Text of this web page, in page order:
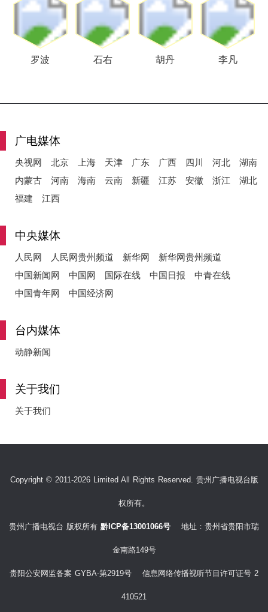
罗波 石右 胡丹 李凡
广电媒体
央视网 北京 上海 天津 广东 广西 四川 河北
湖南
内蒙古
河南 海南 云南 新疆 江苏 安徽 浙江
湖北
福建
江西
中央媒体
人民网 人民网贵州频道 新华网
新华网贵州频道
中国新闻网
中国网 国际在线 中国日报
中青在线
中国青年网
中国经济网
台内媒体
动静新闻
关于我们
关于我们
Copyright © 2011-2026 Limited All Rights Reserved. 贵州广播电视台版
权所有。
贵州广播电视台 版权所有 黔ICP备13001066号 地址：贵州省贵阳市瑞
金南路149号
贵阳公安网监备案 GYBA-第2919号 信息网络传播视听节目许可证号 2
410521